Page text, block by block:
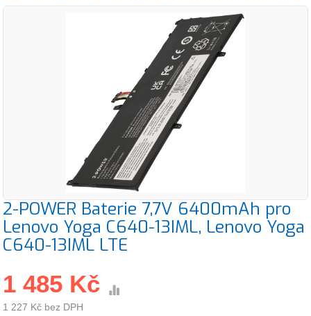
2-POWER Baterie 7,7V 6400mAh pro
Lenovo Yoga C640-13IML, Lenovo Yoga
C640-13IML LTE
1 485 Kč
1 227 Kč bez DPH